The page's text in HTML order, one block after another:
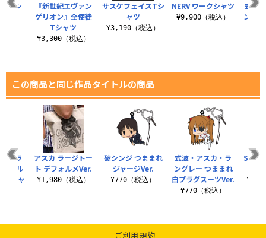
サスケフェイスTシ
ャツ
¥3,190（税込）
NERV ワークシャツ
¥9,900（税込）
式波
ング
イTシ
『新世紀エヴァン
ゲリオン』全使徒
Tシャツ
¥3,300（税込）
この商品と同じ作品タイトルの商品
碇シンジ つままれ
ジャージVer.
¥770（税込）
式波・アスカ・ラ
ングレー つままれ
白プラグスーツVer.
¥770（税込）
・ラ
フル
Tシャ
アスカ ラージトー
ト デフォルメVer.
¥1,980（税込）
ご利用規約